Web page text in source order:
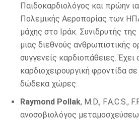
Παιδοκαρδιολόγος και πρώην
Πολεμικής Αεροπορίας των
μάχης στο Ιράκ. Συνιδρυτής
μιας διεθνούς ανθρωπιστικής
συγγενείς καρδιοπάθειες. Έχει
καρδιοχειρουργική φροντίδα
δώδεκα χώρες.
Raymond Pollak, M.D., F.A.C.S.,
ανοσοβιολόγος